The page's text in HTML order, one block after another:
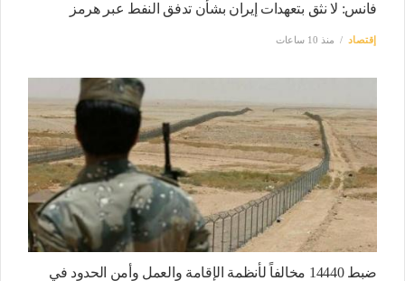
فانس: لا نثق بتعهدات إيران بشأن تدفق النفط عبر هرمز
إقتصاد منذ 10 ساعات
ضبط 14440 مخالفاً لأنظمة الإقامة والعمل وأمن الحدود في